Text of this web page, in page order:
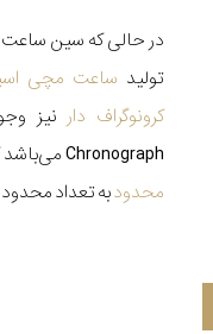
در حالی که سین ساعت
تولید ساعت‌ مچی
کرونوگراف دار
Chronograph می‌باشد که در این مقاله به بررسی آن می پردازیم. این
محدودبه تعداد محدود 300 عدد عرضه شده و قیمت آن 6.300 دلار می‌باشد.